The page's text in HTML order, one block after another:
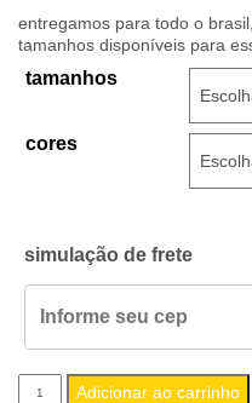
entregamos para todo o
tamanhos disponíveis para
tamanhos
cores
simulação de frete
camisetaAdicionar ao carrinho